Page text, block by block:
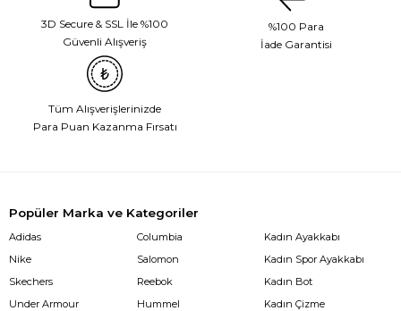
3D Secure & SSL İle %100
Güvenli Alışveriş
%100 Para
İade Garantisi
Tüm Alışverişlerinizde
Para Puan Kazanma Fırsatı
Popüler Marka ve Kategoriler
Adidas
Nike
Skechers
Under Armour
Columbia
Salomon
Reebok
Hummel
Kadın Ayakkabı
Kadın Spor Ayakkabı
Kadın Bot
Kadın Çizme